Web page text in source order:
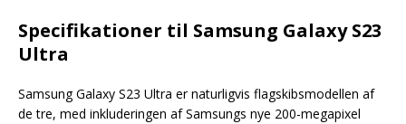
Specifikationer til Samsung Galaxy S23
Ultra
Samsung Galaxy S23 Ultra er naturligvis flagskibsmodellen af
de tre, med inkluderingen af Samsungs nye 200-megapixel